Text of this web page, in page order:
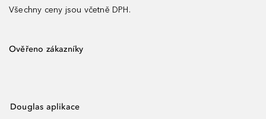
Všechny ceny jsou včetně DPH.
Ověřeno zákazníky
Douglas aplikace